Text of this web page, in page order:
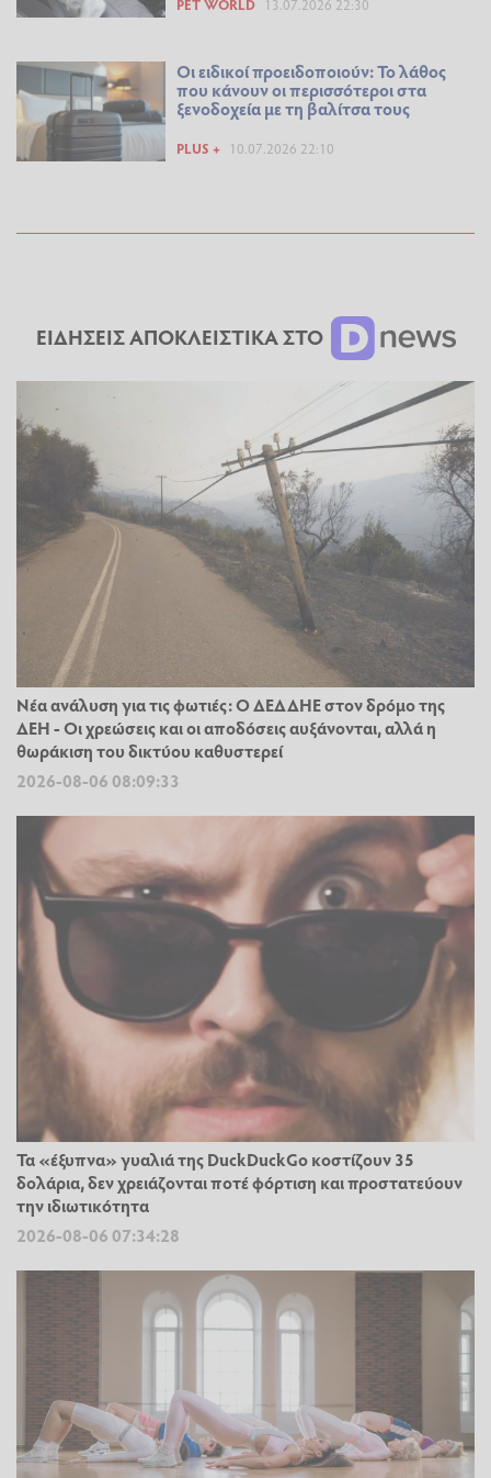
PET WORLD 13.07.2026 22:30
Οι ειδικοί προειδοποιούν: Το λάθος
που κάνουν οι περισσότεροι στα
ξενοδοχεία με τη βαλίτσα τους
PLUS + 10.07.2026 22:10
ΕΙΔΗΣΕΙΣ ΑΠΟΚΛΕΙΣΤΙΚΑ ΣΤΟ
Νέα ανάλυση για τις φωτιές: Ο ΔΕΔΔΗΕ στον δρόμο της
ΔΕΗ - Οι χρεώσεις και οι αποδόσεις αυξάνονται, αλλά η
θωράκιση του δικτύου καθυστερεί
2026-08-06 08:09:33
Τα «έξυπνα» γυαλιά της DuckDuckGo κοστίζουν 35
δολάρια, δεν χρειάζονται ποτέ φόρτιση και προστατεύουν
την ιδιωτικότητα
2026-08-06 07:34:28